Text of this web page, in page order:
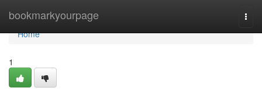
bookmarkyourpage
Home
Home
1